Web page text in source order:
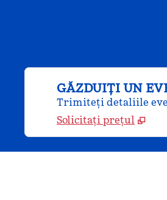
GĂZDUIȚI UN
Trimiteți detaliile
Solicitați prețul